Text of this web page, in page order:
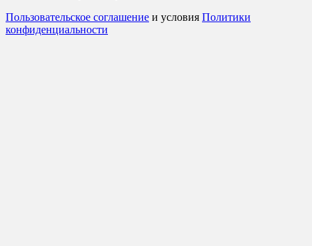
Пользовательское соглашение и условия Политики
конфиденциальности